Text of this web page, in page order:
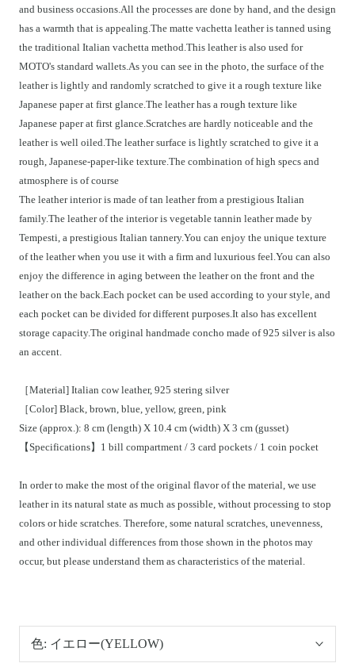
and business occasions.All the processes are done by hand, and the design
has a warmth that is appealing.The matte vachetta leather is tanned using
the traditional Italian vachetta method.This leather is also used for
MOTO's standard wallets.As you can see in the photo, the surface of the
leather is lightly and randomly scratched to give it a rough texture like
Japanese paper at first glance.The leather has a rough texture like
Japanese paper at first glance.Scratches are hardly noticeable and the
leather is well oiled.The leather surface is lightly scratched to give it a
rough, Japanese-paper-like texture.The combination of high specs and
atmosphere is of course
The leather interior is made of tan leather from a prestigious Italian
family.The leather of the interior is vegetable tannin leather made by
Tempesti, a prestigious Italian tannery.You can enjoy the unique texture
of the leather when you use it with a firm and luxurious feel.You can also
enjoy the difference in aging between the leather on the front and the
leather on the back.Each pocket can be used according to your style, and
each pocket can be divided for different purposes.It also has excellent
storage capacity.The original handmade concho made of 925 silver is also
an accent.
［Material] Italian cow leather, 925 stering silver
［Color] Black, brown, blue, yellow, green, pink
Size (approx.): 8 cm (length) X 10.4 cm (width) X 3 cm (gusset)
【Specifications】1 bill compartment / 3 card pockets / 1 coin pocket
In order to make the most of the original flavor of the material, we use
leather in its natural state as much as possible, without processing to stop
colors or hide scratches. Therefore, some natural scratches, unevenness,
and other individual differences from those shown in the photos may
occur, but please understand them as characteristics of the material.
色: イエロー(YELLOW)